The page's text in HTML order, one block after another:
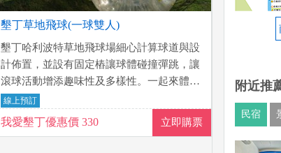
墾丁草地飛球(一球雙人)
墾丁哈利波特草地飛球場細心計算球道與設
計佈置，並設有固定樁讓球體碰撞彈跳，讓
滾球活動增添趣味性及多樣性。一起來體驗
10秒鐘等於10分鐘的360度天旋地轉
線上預訂
我愛墾丁優惠價 330 立即購票
附近推
民宿